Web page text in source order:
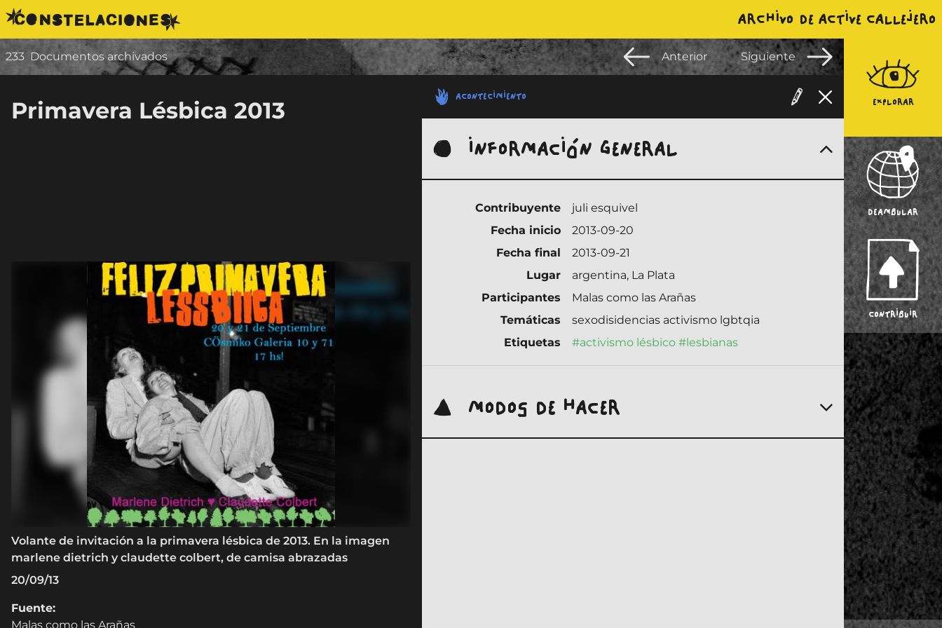
Saltar al contenido ARCHIVO DE ACTIVE CALLEJERO
233 Documentos archivados Anterior Siguiente
Primavera Lésbica 2013
Volante de invitación a la primavera lésbica de 2013. En la imagen
marlene dietrich y claudette colbert, de camisa abrazadas
20/09/13
Fuente:
Malas como las Arañas
ACONTECIMIENTO
INFORMACIÓN GENERAL
Contribuyente
juli esquivel
Fecha inicio
2013-09-20
Fecha final
2013-09-21
Lugar
argentina, La Plata
Participantes
Malas como las Arañas
Temáticas
sexodisidencias activismo lgbtqia
Etiquetas
#activismo lésbico #lesbianas
MODOS DE HACER
EXPLORAR
DEAMBULAR
CONTRIBUIR